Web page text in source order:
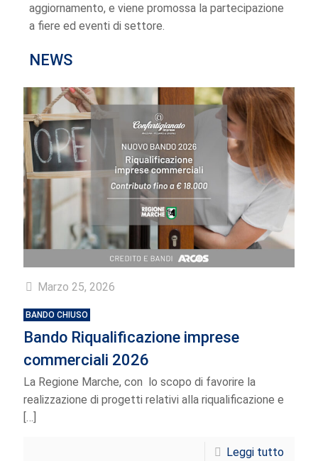
aggiornamento, e viene promossa la partecipazione
a fiere ed eventi di settore.
NEWS
Marzo 25, 2026
BANDO CHIUSO
Bando Riqualificazione imprese
commerciali 2026
La Regione Marche, con lo scopo di favorire la
realizzazione di progetti relativi alla riqualificazione e
[…]
Leggi tutto